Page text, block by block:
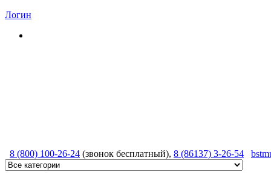
Логин
8 (800) 100-26-24 (звонок бесплатный), 8 (86137) 3-26-54